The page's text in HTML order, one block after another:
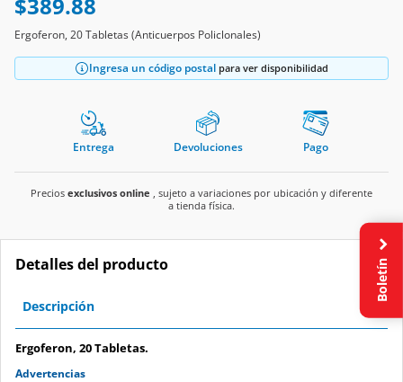
Ergoferon, 20 Tabletas (Anticuerpos Policlonales)
Ingresa un código postal para ver disponibilidad
Entrega Devoluciones Pago
Precios exclusivos online , sujeto a variaciones por ubicación y diferente
a tienda física.
Detalles del producto
Descripción
Ergoferon, 20 Tabletas.
Advertencias
Boletín